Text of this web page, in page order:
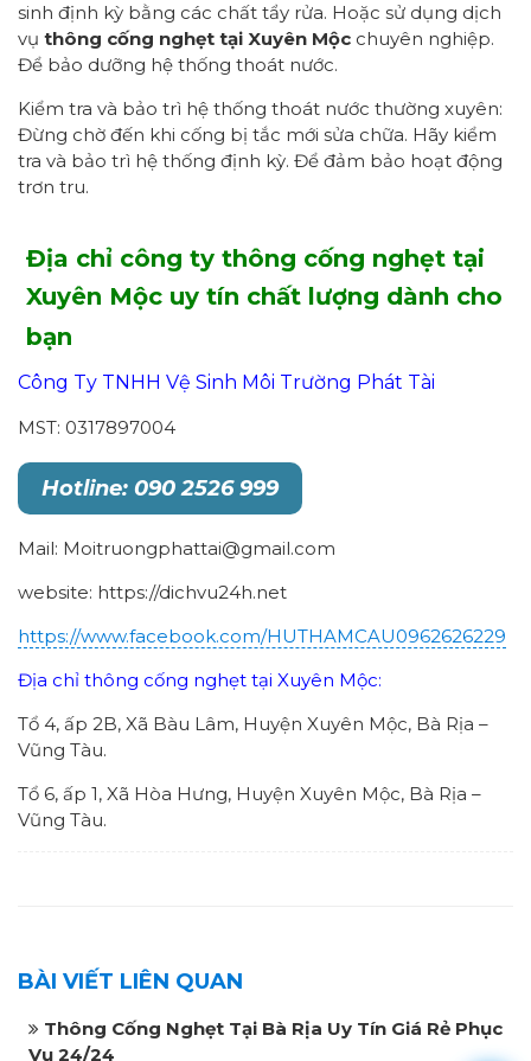
sinh định kỳ bằng các chất tẩy rửa. Hoặc sử dụng dịch
vụ thông cống nghẹt tại Xuyên Mộc chuyên nghiệp.
Để bảo dưỡng hệ thống thoát nước.
Kiểm tra và bảo trì hệ thống thoát nước thường xuyên:
Đừng chờ đến khi cống bị tắc mới sửa chữa. Hãy kiểm
tra và bảo trì hệ thống định kỳ. Để đảm bảo hoạt động
trơn tru.
Địa chỉ công ty thông cống nghẹt tại
Xuyên Mộc uy tín chất lượng dành cho
bạn
Công Ty TNHH Vệ Sinh Môi Trường Phát Tài
MST: 0317897004
Hotline: 090 2526 999
Mail: Moitruongphattai@gmail.com
website: https://dichvu24h.net
https://www.facebook.com/HUTHAMCAU0962626229
Địa chỉ thông cống nghẹt tại Xuyên Mộc:
Tổ 4, ấp 2B, Xã Bàu Lâm, Huyện Xuyên Mộc, Bà Rịa –
Vũng Tàu.
Tổ 6, ấp 1, Xã Hòa Hưng, Huyện Xuyên Mộc, Bà Rịa –
Vũng Tàu.
BÀI VIẾT LIÊN QUAN
Thông Cống Nghẹt Tại Bà Rịa Uy Tín Giá Rẻ Phục
Vụ 24/24